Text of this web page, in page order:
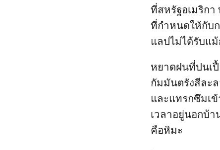
ที่สหรัฐอเมริกา
ที่กำหนดให้กับก
แลปไม่ได้รับแ
หยาดฝนที่ปนเ
กัมมันตรังสีละ
และแทรกซึมเ
เวลาอยู่นอกบ้
คือหิมะ